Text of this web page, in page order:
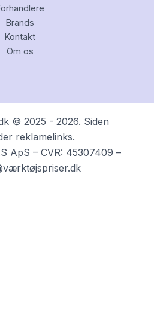
Brands
Kontakt
Om os
© 2025 - 2026. Siden
reklamelinks.
ApS – CVR: 45307409 –